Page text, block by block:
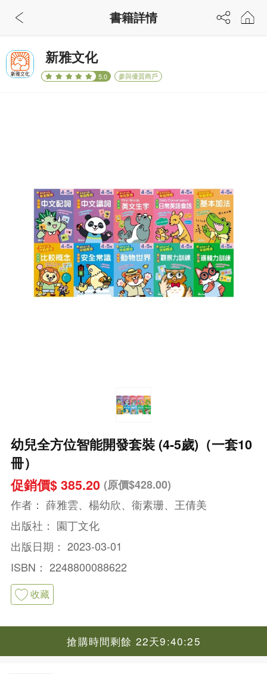
新雅文化
5.0 參與優質商戶
幼兒全方位智能開發套裝 (4-5歲)（一套10
冊）
促銷價$ 385.20 (原價$428.00)
作者： 薛雅雲、楊幼欣、衞素珊、王倩美
出版社： 園丁文化
出版日期： 2023-03-01
ISBN： 2248800088622
收藏
搶購時間剩餘 22天9:40:24
書籍詳情